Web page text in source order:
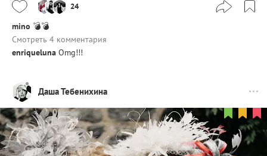
24
mino 💣💣
Смотреть 4 комментария
enriqueluna Omg!!!
Даша Тебенихина